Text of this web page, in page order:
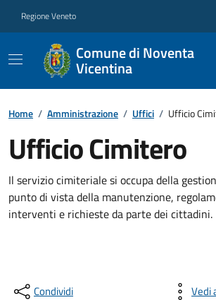
Regione Veneto
Comune di Noventa
Vicentina
Home / Amministrazione / Uffici / Ufficio
Ufficio Cimitero
Il servizio cimiteriale si occupa della
punto di vista della manutenzione,
interventi e richieste da parte dei cittadini.
Condividi Vedi